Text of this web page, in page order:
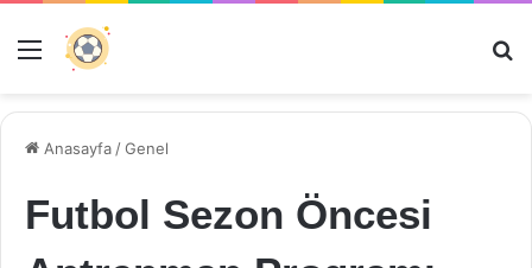
Menü
Anasayfa /Genel
Futbol Sezon Öncesi